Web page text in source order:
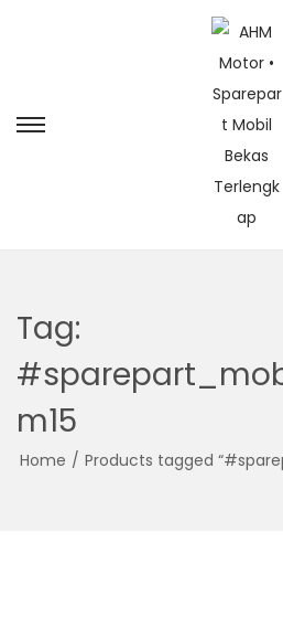
Tag:
m15
Home / Products tagged